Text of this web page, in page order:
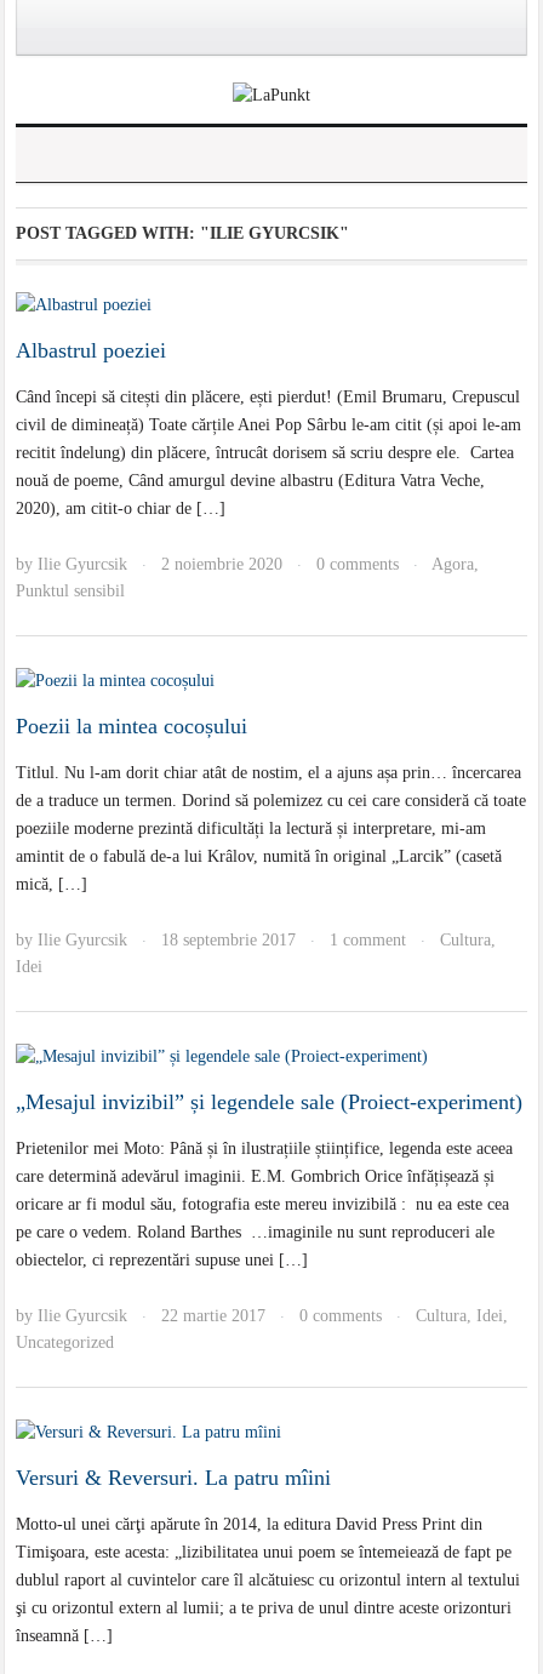
POST TAGGED WITH: "ILIE GYURCSIK"
Albastrul poeziei
Când începi să citești din plăcere, ești pierdut! (Emil Brumaru, Crepuscul
civil de dimineață) Toate cărțile Anei Pop Sârbu le-am citit (și apoi le-am
recitit îndelung) din plăcere, întrucât dorisem să scriu despre ele. Cartea
nouă de poeme, Când amurgul devine albastru (Editura Vatra Veche,
2020), am citit-o chiar de […]
by Ilie Gyurcsik · 2 noiembrie 2020 · 0 comments · Agora,
Punktul sensibil
Poezii la mintea cocoșului
Titlul. Nu l-am dorit chiar atât de nostim, el a ajuns așa prin… încercarea
de a traduce un termen. Dorind să polemizez cu cei care consideră că toate
poeziile moderne prezintă dificultăți la lectură și interpretare, mi-am
amintit de o fabulă de-a lui Krâlov, numită în original „Larcik” (casetă
mică, […]
by Ilie Gyurcsik · 18 septembrie 2017 · 1 comment · Cultura,
Idei
„Mesajul invizibil” și legendele sale (Proiect-experiment)
Prietenilor mei Moto: Până și în ilustrațiile științifice, legenda este aceea
care determină adevărul imaginii. E.M. Gombrich Orice înfățișează și
oricare ar fi modul său, fotografia este mereu invizibilă : nu ea este cea
pe care o vedem. Roland Barthes …imaginile nu sunt reproduceri ale
obiectelor, ci reprezentări supuse unei […]
by Ilie Gyurcsik · 22 martie 2017 · 0 comments · Cultura Idei
Uncategorized
Versuri & Reversuri. La patru mîini
Motto-ul unei cărţi apărute în 2014, la editura David Press Print din
Timişoara, este acesta: „lizibilitatea unui poem se întemeiează de fapt pe
dublul raport al cuvintelor care îl alcătuiesc cu orizontul intern al textului
şi cu orizontul extern al lumii; a te priva de unul dintre aceste orizonturi
înseamnă […]